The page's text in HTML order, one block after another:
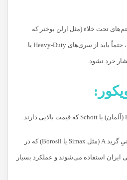
تحت خلاء (مثل ارلن بوخنر که
صحبت کردیم) استفاده می‌کنید، حتماً باید از سری‌های Heavy-Duty یا
خرد نشود.
درجه دو (باکیفیت): برندهای چینیِ گرید A (مثل Simax یا Borosil) که در
ایران استفاده می‌شوند و عملکرد بسیار